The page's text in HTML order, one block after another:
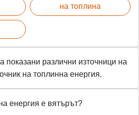
на топлина
показани различни източници на
на топлинна енергия.
енергия е вятърът?